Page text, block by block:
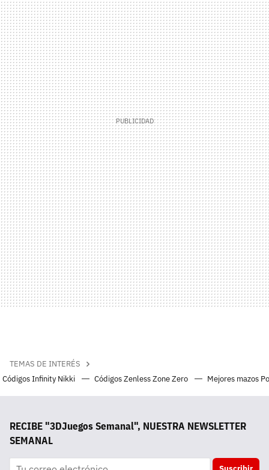
TEMAS DE INTERÉS
Códigos Infinity Nikki
Códigos Zenless Zone Zero Mejores mazos
RECIBE "3DJuegos Semanal", NUESTRA NEWSLETTER
SEMANAL